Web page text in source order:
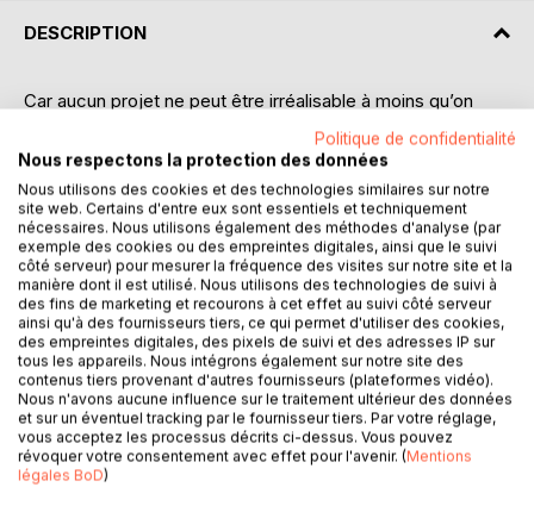
DESCRIPTION
Car aucun projet ne peut être irréalisable à moins qu’on
décide nous-mêmes que cela l’est, cet ouvrage, aisé à lire
et à comprendre, est là pour vous aider !
« Il est important d’évoluer dans sa vie et de ne pas
stagner pendant plusieurs années pour au final se rendre
compte qu’on a perdu un temps précieux. Il y a quelques
années, j’ai eu une grosse prise de conscience sur
beaucoup de sujets, aussi bien personnellement que
professionnellement. C’est à partir de ce moment-là que
j’ai décidé de changer ce qui ne me convenait pas dans ma
vie. J’ai commencé par lister ce qui me déplaisait et
comment je pouvais le changer. En ajoutant plusieurs
thématiques : comme définir ce que je n’avais pas et
comment je pourrais faire pour l’obtenir. En établissant ainsi
un plan d’action bien défini sur mes rêves et sur comment
Politique de confidentialité
Nous respectons la protection des données
Nous utilisons des cookies et des technologies similaires sur notre
site web. Certains d'entre eux sont essentiels et techniquement
nécessaires. Nous utilisons également des méthodes d'analyse (par
exemple des cookies ou des empreintes digitales, ainsi que le suivi
côté serveur) pour mesurer la fréquence des visites sur notre site et la
manière dont il est utilisé. Nous utilisons des technologies de suivi à
des fins de marketing et recourons à cet effet au suivi côté serveur
ainsi qu'à des fournisseurs tiers, ce qui permet d'utiliser des cookies,
des empreintes digitales, des pixels de suivi et des adresses IP sur
tous les appareils. Nous intégrons également sur notre site des
contenus tiers provenant d'autres fournisseurs (plateformes vidéo).
Nous n'avons aucune influence sur le traitement ultérieur des données
et sur un éventuel tracking par le fournisseur tiers. Par votre réglage,
vous acceptez les processus décrits ci-dessus. Vous pouvez
révoquer votre consentement avec effet pour l'avenir. (Mentions
légales BoD)